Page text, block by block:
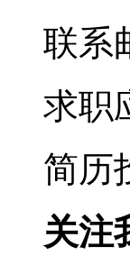
联系
求职
简历
关注